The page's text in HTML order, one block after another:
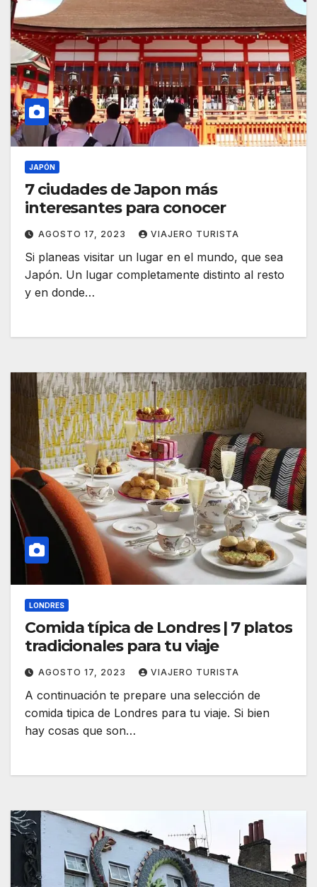
JAPÓN
7 ciudades de Japon más
interesantes para conocer
AGOSTO 17, 2023 VIAJERO TURISTA
Si planeas visitar un lugar en el mundo, que sea
Japón. Un lugar completamente distinto al resto
y en donde…
LONDRES
Comida típica de Londres | 7 platos
tradicionales para tu viaje
AGOSTO 17, 2023 VIAJERO TURISTA
A continuación te prepare una selección de
comida tipica de Londres para tu viaje. Si bien
hay cosas que son…